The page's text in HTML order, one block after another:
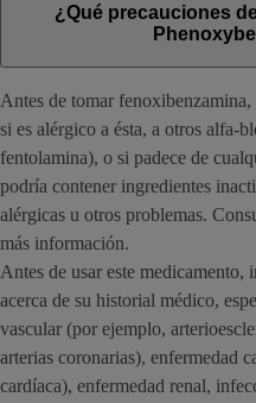
¿Qué precauciones
Antes de tomar
si es alérgico a ésta, a otros alfa-
fentolamina), o si padece de
podría contener ingredientes
alérgicas u otros problemas.
más información.
Antes de usar este
acerca de su historial médico,
vascular (por ejemplo,
arterias coronarias), enfermedad
cardíaca), enfermedad renal,